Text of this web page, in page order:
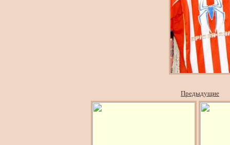
Предыдущие